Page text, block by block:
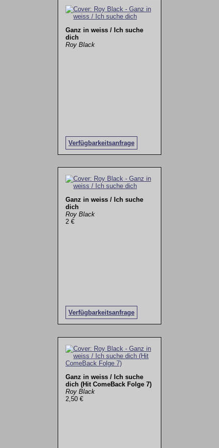
Ganz in weiss / Ich suche
dich
Roy Black
Verfügbarkeitsanfrage
Ganz in weiss / Ich suche
dich
Roy Black
2 €
Verfügbarkeitsanfrage
Ganz in weiss / Ich suche
dich (Hit ComeBack Folge 7)
Roy Black
2,50 €